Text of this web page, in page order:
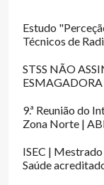
Estudo
Técnicos de
STSS NÃO
9.ª Reunião do
Zona Norte |
ISEC |
Saúde